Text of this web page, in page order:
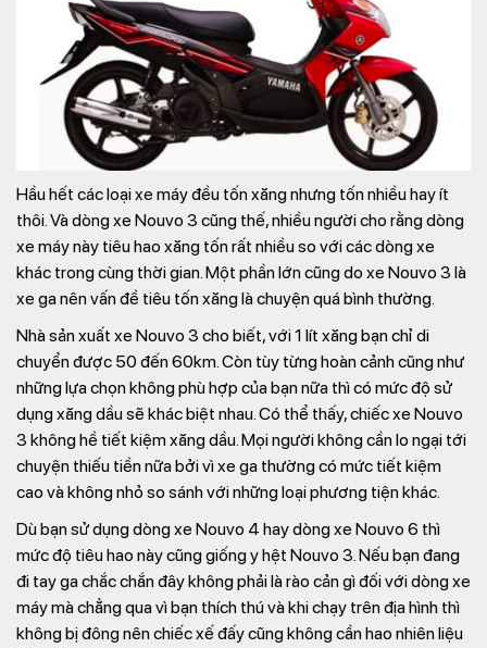
Hầu hết các loại xe máy đều tốn xăng nhưng tốn nhiều hay ít
thôi. Và dòng xe Nouvo 3 cũng thế, nhiều người cho rằng dòng
xe máy này tiêu hao xăng tốn rất nhiều so với các dòng xe
khác trong cùng thời gian. Một phần lớn cũng do xe Nouvo 3 là
xe ga nên vấn đề tiêu tốn xăng là chuyện quá bình thường.
Nhà sản xuất xe Nouvo 3 cho biết, với 1 lít xăng bạn chỉ di
chuyển được 50 đến 60km. Còn tùy từng hoàn cảnh cũng như
những lựa chọn không phù hợp của bạn nữa thì có mức độ sử
dụng xăng dầu sẽ khác biệt nhau. Có thể thấy, chiếc xe Nouvo
3 không hề tiết kiệm xăng dầu. Mọi người không cần lo ngại tới
chuyện thiếu tiền nữa bởi vì xe ga thường có mức tiết kiệm
cao và không nhỏ so sánh với những loại phương tiện khác.
Dù bạn sử dụng dòng xe Nouvo 4 hay dòng xe Nouvo 6 thì
mức độ tiêu hao này cũng giống y hệt Nouvo 3. Nếu bạn đang
đi tay ga chắc chắn đây không phải là rào cản gì đối với dòng xe
máy mà chẳng qua vì bạn thích thú và khi chạy trên địa hình thì
không bị đông nên chiếc xế đấy cũng không cần hao nhiên liệu